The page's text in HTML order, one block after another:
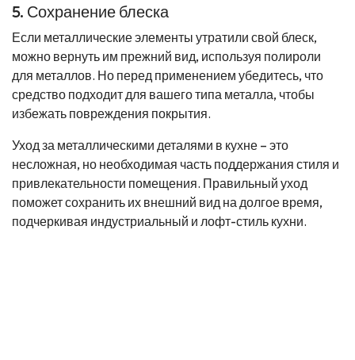
5. Сохранение блеска
Если металлические элементы утратили свой блеск,
можно вернуть им прежний вид, используя полироли
для металлов. Но перед применением убедитесь, что
средство подходит для вашего типа металла, чтобы
избежать повреждения покрытия.
Уход за металлическими деталями в кухне – это
несложная, но необходимая часть поддержания стиля и
привлекательности помещения. Правильный уход
поможет сохранить их внешний вид на долгое время,
подчеркивая индустриальный и лофт-стиль кухни.